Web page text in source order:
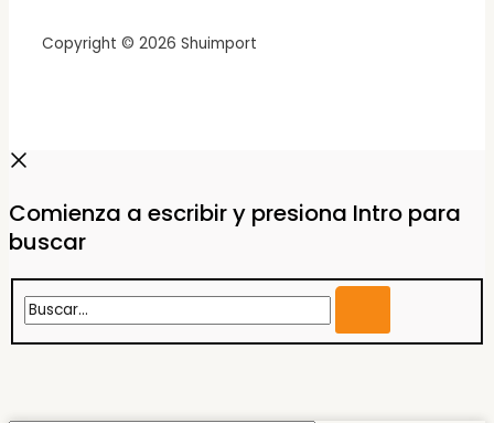
Copyright © 2026 Shuimport
Comienza a escribir y presiona Intro para
buscar
Buscar...